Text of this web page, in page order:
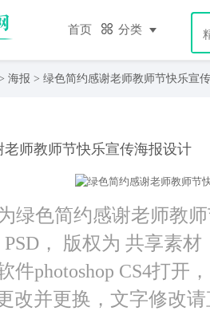
首页 分类
海报 > 绿色简约感谢老师教师节快乐宣
老师教师节快乐宣传海报设计
绿色简约感谢老师教
PSD， 版权为 共享素
件photoshop CS4打开
改并更换，文字修改